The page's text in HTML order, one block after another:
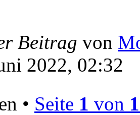
Beitrag von
2022, 02:32
• Seite 1 von